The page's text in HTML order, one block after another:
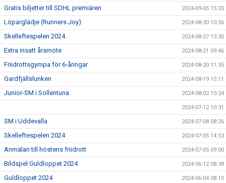
Gratis biljetter till SDHL premiären 2024-09-05 15:20
Löparglädje (Runners Joy) 2024-08-30 10:56
Skelleftespelen 2024 2024-08-27 13:30
Extra insatt årsmöte 2024-08-21 09:46
Friidrottsgympa för 6-åringar 2024-08-20 11:35
Gardfjällslunken 2024-08-19 15:11
Junior-SM i Sollentuna 2024-08-02 10:24
2024-07-12 10:31
SM i Uddevalla 2024-07-08 08:26
Skelleftespelen 2024 2024-07-05 14:53
Anmälan till höstens friidrott 2024-07-05 09:00
Bildspel Guldloppet 2024 2024-06-12 08:38
Guldloppet 2024 2024-06-04 08:10